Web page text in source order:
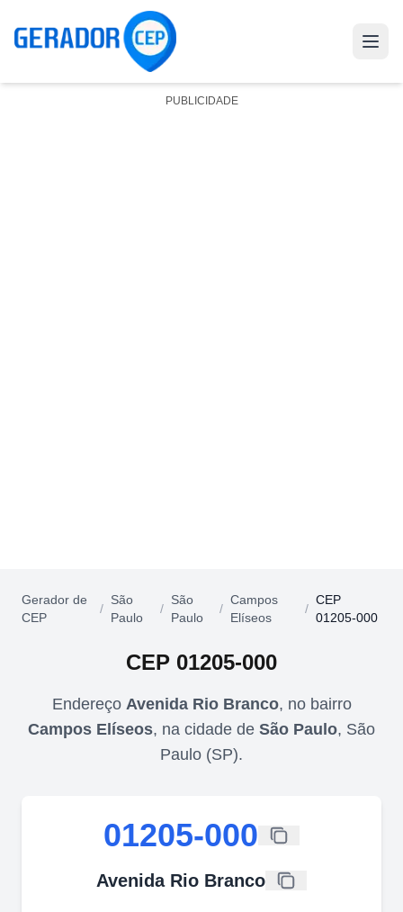
PUBLICIDADE
Gerador de
CEP
/
São
Paulo
/
São
Paulo
/
Campos
Elíseos
/
CEP
01205-000
CEP 01205-000
Endereço Avenida Rio Branco, no bairro
Campos Elíseos, na cidade de São Paulo, São
Paulo (SP).
01205-000
Avenida Rio Branco